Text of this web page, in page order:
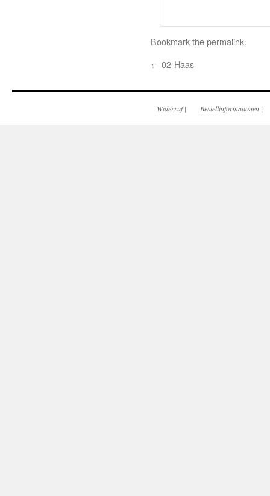
Bookmark thepermalink.
← 02-Haas
Widerruf| Bestellinformationen |